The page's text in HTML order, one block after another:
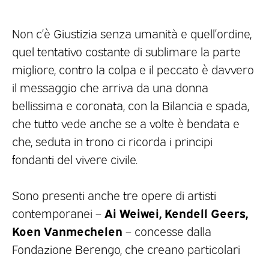
Non c’è Giustizia senza umanità e quell’ordine,
quel tentativo costante di sublimare la parte
migliore, contro la colpa e il peccato è davvero
il messaggio che arriva da una donna
bellissima e coronata, con la Bilancia e spada,
che tutto vede anche se a volte è bendata e
che, seduta in trono ci ricorda i principi
fondanti del vivere civile.
Sono presenti anche tre opere di artisti
contemporanei – Ai Weiwei, Kendell Geers,
Koen Vanmechelen – concesse dalla
Fondazione Berengo, che creano particolari